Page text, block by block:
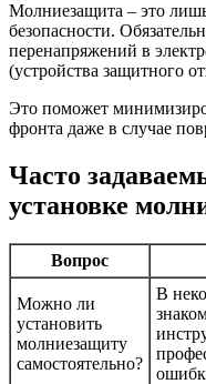
Молниезащита – это
безопасности.
перенапряжений в
(устройства защитного
Это поможет
фронта даже в случае
Часто
установке
Вопрос
Можно ли
установить
молниезащиту
самостоятельно?
В